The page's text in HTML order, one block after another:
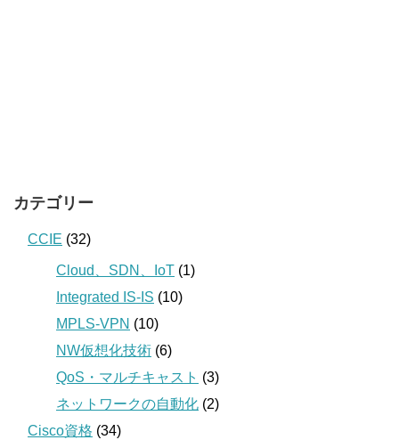
カテゴリー
CCIE (32)
Cloud、SDN、IoT (1)
Integrated IS-IS (10)
MPLS-VPN (10)
NW仮想化技術 (6)
QoS・マルチキャスト (3)
ネットワークの自動化 (2)
Cisco資格 (34)